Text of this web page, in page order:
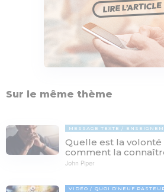
Sur le même thème
MESSAGE TEXTE
Quelle est la
comment la
John Piper
VIDÉO QUOI D'NEUF